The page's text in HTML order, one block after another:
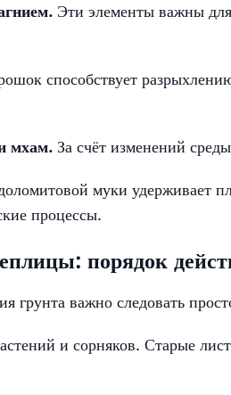
Эти элементы важны
способствует
мхам. За счёт изменений
муки удерживает
процессы.
порядок
грунта важно следовать
и сорняков. Старые